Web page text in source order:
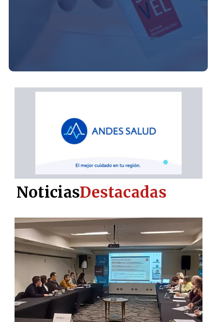
NoticiasDestacadas